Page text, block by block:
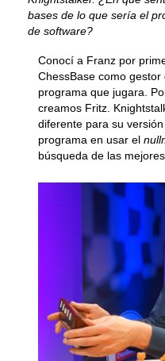
bases de lo que sería el
de software?
Conocí a Franz por
ChessBase como
programa que jugara.
creamos Fritz.
diferente para su
programa en usar el
búsqueda de las